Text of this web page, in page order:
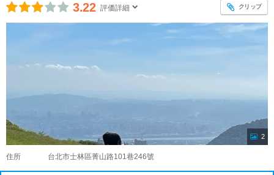
3.22 評価詳細 クリップ
2
住所 台北市士林區菁山路101巷246號